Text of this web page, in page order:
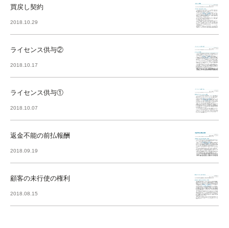
買戻し契約
2018.10.29
ライセンス供与②
2018.10.17
ライセンス供与①
2018.10.07
返金不能の前払報酬
2018.09.19
顧客の未行使の権利
2018.08.15